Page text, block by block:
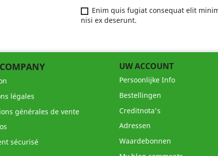
Enim quis fugiat consequat elit
nisi ex deserunt.
légales
générales de vente
sécurisé
UW ACCOUNT
Persoonlijke Info
Bestellingen
Creditnota's
Adressen
Waardebonnen